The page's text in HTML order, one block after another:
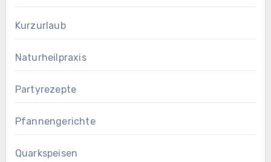
Kurzurlaub
Naturheilpraxis
Partyrezepte
Pfannengerichte
Quarkspeisen